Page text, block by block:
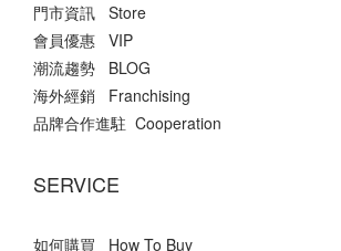
門市資訊 Store
會員優惠 VIP
潮流趨勢 BLOG
海外經銷 Franchising
品牌合作進駐 Cooperation
SERVICE
如何購買 How To Buy